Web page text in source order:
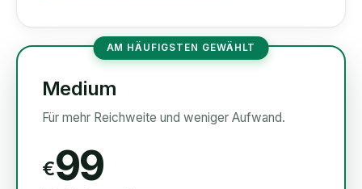
AM HÄUFIGSTEN GEWÄHLT
Medium
Für mehr Reichweite und weniger Aufwand.
€99